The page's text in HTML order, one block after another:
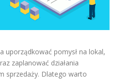
uporządkować pomysł na lokal,
zaplanować działania
sprzedaży. Dlatego warto